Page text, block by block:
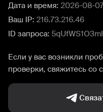
Дата и время: 2026-08-
Ваш IP: 216.73.216.46
ID запроса:
Если у вас возникли
проверки, свяжитесь со